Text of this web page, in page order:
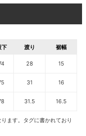
下 渡り 裾幅
28 15
31 16
31.5 16.5
ます。タグに書かれており